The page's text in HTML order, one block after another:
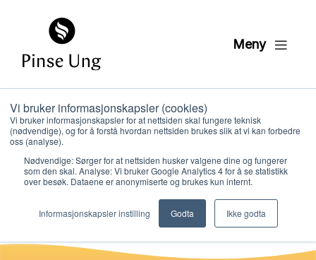
Vi bruker informasjonskapsler (cookies)
Vi bruker informasjonskapsler for at nettsiden skal fungere teknisk
(nødvendige), og for å forstå hvordan nettsiden brukes slik at vi kan forbedre
oss (analyse).
Nødvendige: Sørger for at nettsiden husker valgene dine og fungerer
som den skal. Analyse: Vi bruker Google Analytics 4 for å se statistikk
over besøk. Dataene er anonymiserte og brukes kun internt.
Informasjonskapsler instilling Godta Ikke godta
Meny
HK2 Playback 7
PER KRISTIAN LØVE
PUBLISERT19. JANUAR 2021
Hva vi gjør